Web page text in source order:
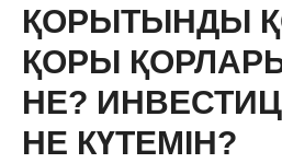
ҚОРЫТЫНДЫ
ҚОРЫ
НЕ?
НЕ КҮТЕМІН?